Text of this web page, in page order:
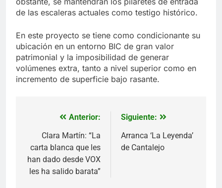
de las escaleras actuales como testigo histórico.
En este proyecto se tiene como condicionante su
ubicación en un entorno BIC de gran valor
patrimonial y la imposibilidad de generar
volúmenes extra, tanto a nivel superior como en
incremento de superficie bajo rasante.
Navegación
entradas
Anterior:
Clara Martín: “La
carta blanca que les
han dado desde VOX
les ha salido barata”
Siguiente:
Arranca ‘La Leyenda’
de Cantalejo